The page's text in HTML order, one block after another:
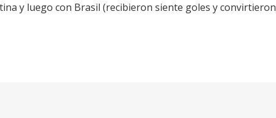
y luego con Brasil (recibieron siente goles y convirtieron